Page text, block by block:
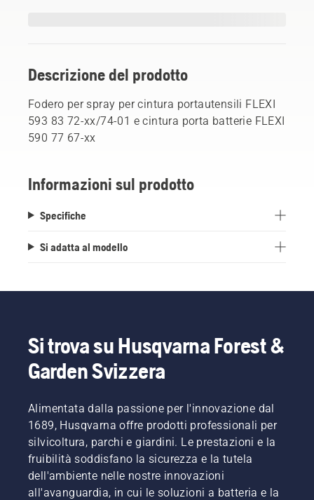
Descrizione del prodotto
Fodero per spray per cintura portautensili FLEXI
593 83 72-xx/74-01 e cintura porta batterie FLEXI
590 77 67-xx
Informazioni sul prodotto
Specifiche
Si adatta al modello
Si trova su Husqvarna Forest &
Garden Svizzera
Alimentata dalla passione per l'innovazione dal
1689, Husqvarna offre prodotti professionali per
silvicoltura, parchi e giardini. Le prestazioni e la
fruibilità soddisfano la sicurezza e la tutela
dell'ambiente nelle nostre innovazioni
all'avanguardia, in cui le soluzioni a batteria e la